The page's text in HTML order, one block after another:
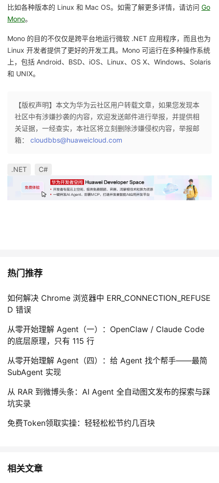
比如各种版本的 Linux 和 Mac OS。如需了解更多详情，请访问 Go
Mono。
Mono 的目的不仅仅是跨平台地运行微软 .NET 应用程序，而且也为
Linux 开发者提供了更好的开发工具。Mono 可运行在多种操作系统
上，包括 Android、BSD、iOS、Linux、OS X、Windows、Solaris
和 UNIX。
【版权声明】本文为华为云社区用户转载文章，如果您发现本
社区中有涉嫌抄袭的内容，欢迎发送邮件进行举报，并提供相
关证据，一经查实，本社区将立刻删除涉嫌侵权内容，举报邮
箱： cloudbbs@huaweicloud.com
.NET C#
热门推荐
如何解决 Chrome 浏览器中 ERR_CONNECTION_REFUSE
D 错误
从零开始理解 Agent（一）：OpenClaw / Claude Code
的底层原理，只有 115 行
从零开始理解 Agent（四）：给 Agent 找个帮手——最简
SubAgent 实现
从 RAR 到微博头条：AI Agent 全自动图文发布的探索与踩
坑实录
免费Token领取实操：轻轻松松节约几百块
相关文章